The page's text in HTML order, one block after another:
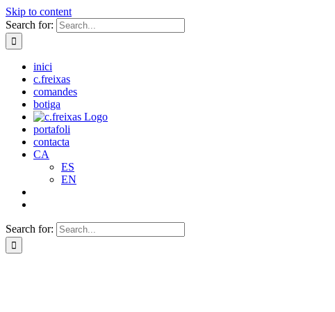
Skip to content
Search for:
inici
c.freixas
comandes
botiga
portafoli
contacta
CA
ES
EN
Search for: